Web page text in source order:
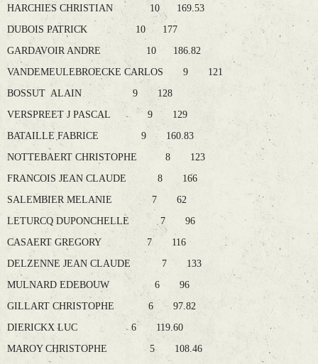
HARCHIES CHRISTIAN 10 169.53
DUBOIS PATRICK 10 177
GARDAVOIR ANDRE 10 186.82
VANDEMEULEBROECKE CARLOS 9 121
BOSSUT ALAIN 9 128
VERSPREET J PASCAL 9 129
BATAILLE FABRICE 9 160.83
NOTTEBAERT CHRISTOPHE 8 123
FRANCOIS JEAN CLAUDE 8 166
SALEMBIER MELANIE 7 62
LETURCQ DUPONCHELLE 7 96
CASAERT GREGORY 7 116
DELZENNE JEAN CLAUDE 7 133
MULNARD EDEBOUW 6 96
GILLART CHRISTOPHE 6 97.82
DIERICKX LUC 6 119.60
MAROY CHRISTOPHE 5 108.46